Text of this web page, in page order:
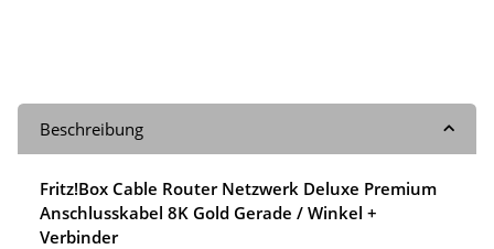
Beschreibung
Fritz!Box Cable Router Netzwerk Deluxe Premium
Anschlusskabel 8K Gold Gerade / Winkel +
Verbinder